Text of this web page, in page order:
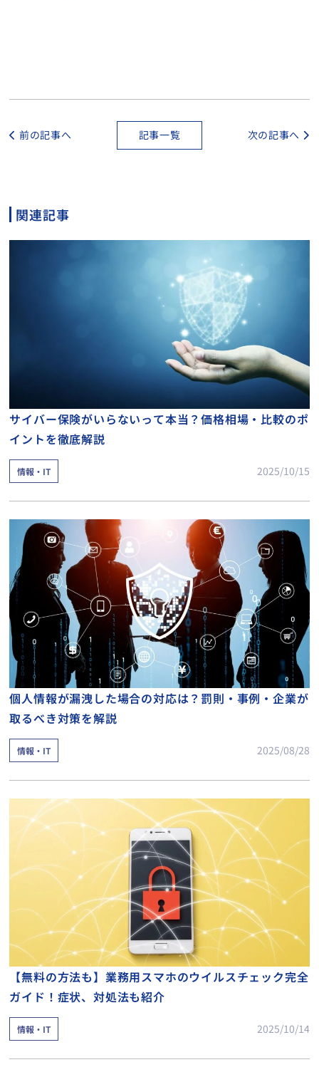
前の記事へ 記事一覧 次の記事へ
関連記事
サイバー保険がいらないって本当？価格相場・比較のポ
イントを徹底解説
情報・IT 2025/10/15
個人情報が漏洩した場合の対応は？罰則・事例・企業が
取るべき対策を解説
情報・IT 2025/08/28
【無料の方法も】業務用スマホのウイルスチェック完全
ガイド！症状、対処法も紹介
情報・IT 2025/10/14